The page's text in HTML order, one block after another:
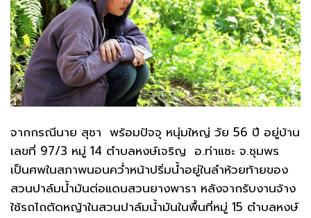
จากกรณีนาย สุชา พร้อมปัจจุ หนุ่มใหญ่ วัย 56 ปี อยู่บ้าน
เลขที่ 97/3 หมู่ 14 ตำบลหงษ์เจริญ อ.ท่าแซะ จ.ชุมพร
เป็นศพในสภาพนอนคว่ำหน้าปริ่มน้ำอยู่ในลำห้วยท้ายของ
สวนปาล์มน้ำมันต่อแดนสวนยางพารา หลังจากรับงานจ้าง
ใช้รถไถตัดหญ้าในสวนปาล์มน้ำมันในพื้นที่หมู่ 15 ตำบลหงษ์